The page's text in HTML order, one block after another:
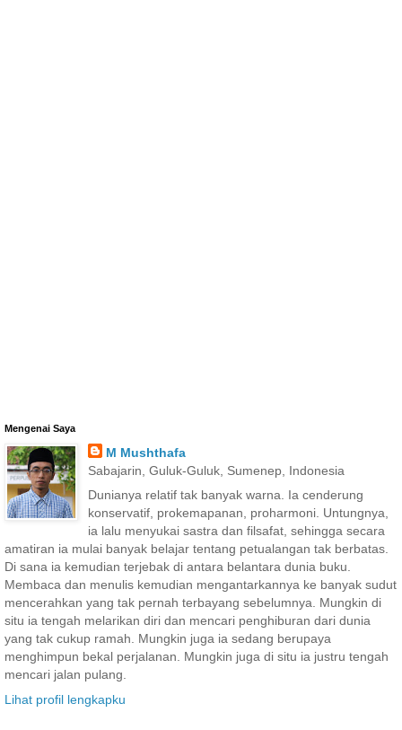
Mengenai Saya
M Mushthafa
Sabajarin, Guluk-Guluk, Sumenep, Indonesia
Dunianya relatif tak banyak warna. Ia cenderung
konservatif, prokemapanan, proharmoni. Untungnya,
ia lalu menyukai sastra dan filsafat, sehingga secara
amatiran ia mulai banyak belajar tentang petualangan tak berbatas.
Di sana ia kemudian terjebak di antara belantara dunia buku.
Membaca dan menulis kemudian mengantarkannya ke banyak sudut
mencerahkan yang tak pernah terbayang sebelumnya. Mungkin di
situ ia tengah melarikan diri dan mencari penghiburan dari dunia
yang tak cukup ramah. Mungkin juga ia sedang berupaya
menghimpun bekal perjalanan. Mungkin juga di situ ia justru tengah
mencari jalan pulang.
Lihat profil lengkapku